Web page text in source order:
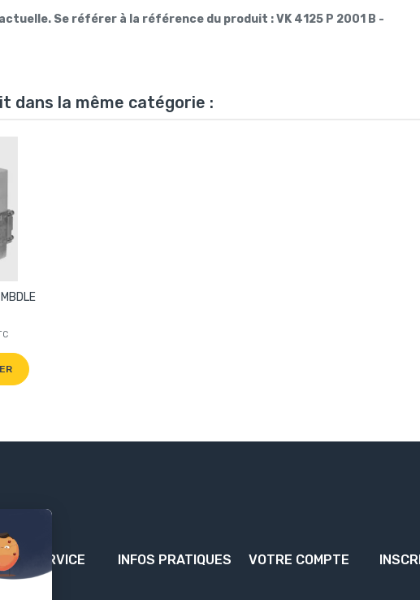
Se référer à la référence du produit : VK 4125 P 2001 B -
dans la même catégorie :
INFOS PRATIQUES VOTRE COMPTE